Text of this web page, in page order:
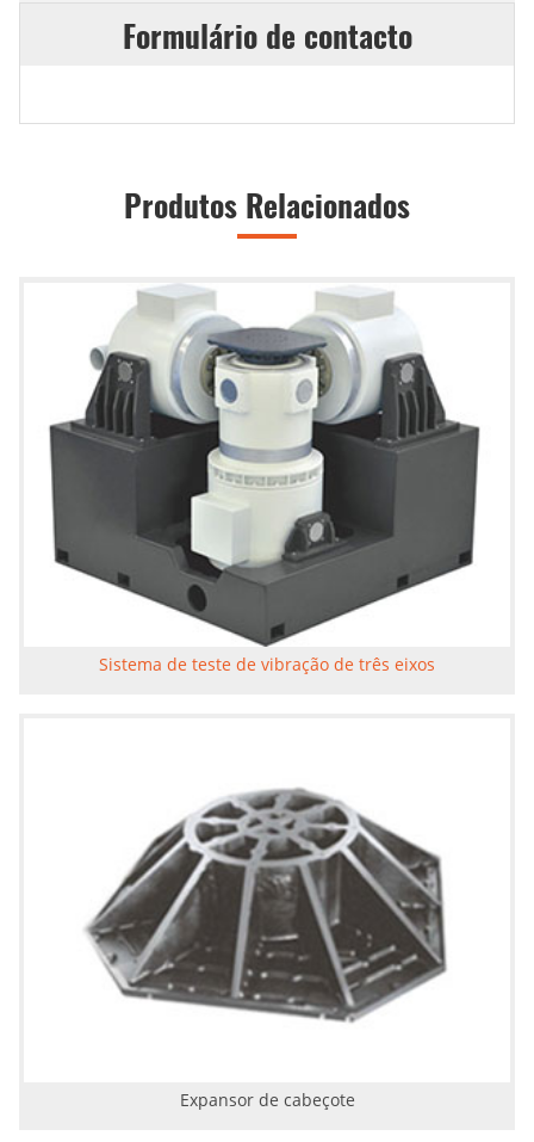
Formulário de contacto
Produtos Relacionados
Sistema de teste de vibração de três eixos
Expansor de cabeçote